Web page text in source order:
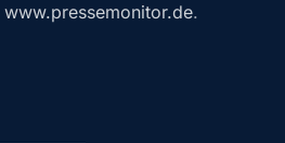
www.pressemonitor.de.